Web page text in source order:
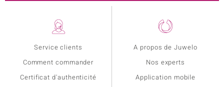
Service clients
Comment commander
Certificat d'authenticité
A propos de Juwelo
Nos experts
Application mobile